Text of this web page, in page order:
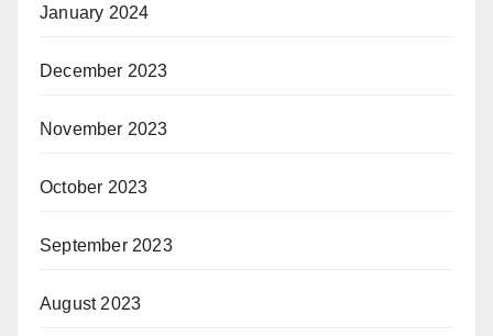
January 2024
December 2023
November 2023
October 2023
September 2023
August 2023